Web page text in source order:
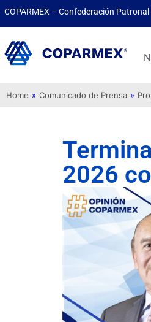
COPARMEX – Confederación
Home » Comunicado de Prensa »
2026